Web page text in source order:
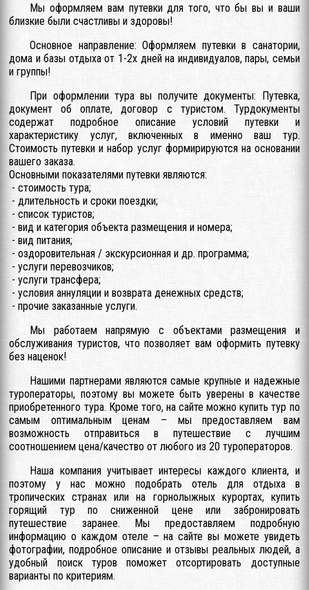
Мы оформляем вам путевки для того, что бы вы и ваши
близкие были счастливы и здоровы!
Основное направление: Оформляем путевки в санатории,
дома и базы отдыха от 1-2х дней на индивидуалов, пары, семьи
и группы!
При оформлении тура вы получите документы: Путевка,
документ об оплате, договор с туристом. Турдокументы
содержат подробное описание условий путевки и
характеристику услуг, включенных в именно ваш тур.
Стоимость путевки и набор услуг формирируются на основании
вашего заказа.
Основными показателями путевки являются:
- стоимость тура;
- длительность и сроки поездки;
- список туристов;
- вид и категория объекта размещения и номера;
- вид питания;
- оздоровительная / экскурсионная и др. программа;
- услуги перевозчиков;
- услуги трансфера;
- условия аннуляции и возврата денежных средств;
- прочие заказанные услуги.
Мы работаем напрямую с объектами размещения и
обслуживания туристов, что позволяет вам оформить путевку
без наценок!
Нашими партнерами являются самые крупные и надежные
туроператоры, поэтому вы можете быть уверены в качестве
приобретенного тура. Кроме того, на сайте можно купить тур по
самым оптимальным ценам – мы предоставляем вам
возможность отправиться в путешествие с лучшим
соотношением цена/качество от любого из 20 туроператоров.
Наша компания учитывает интересы каждого клиента, и
поэтому у нас можно подобрать отель для отдыха в
тропических странах или на горнолыжных курортах, купить
горящий тур по сниженной цене или забронировать
путешествие заранее. Мы предоставляем подробную
информацию о каждом отеле – на сайте вы можете увидеть
фотографии, подробное описание и отзывы реальных людей, а
удобный поиск туров поможет отсортировать доступные
варианты по критериям.